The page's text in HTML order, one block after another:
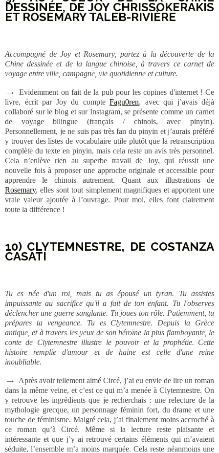
DESSINÉE, DE JOY CHRISSOKERAKIS
ET ROSEMARY TALEB-RIVIÈRE
Accompagné de Joy et Rosemary, partez à la découverte de la
Chine dessinée et de la langue chinoise, à travers ce carnet de
voyage entre ville, campagne, vie quotidienne et culture.
→Evidemment on fait de la pub pour les copines d'internet ! Ce
livre, écrit par Joy du compte Fagu0ren, avec qui j’avais déjà
collaboré sur le blog et sur Instagram, se présente comme un carnet
de voyage bilingue (français / chinois, avec pinyin).
Personnellement, je ne suis pas très fan du pinyin et j’aurais préféré
y trouver des listes de vocabulaire utile plutôt que la retranscription
complète du texte en pinyin, mais cela reste un avis très personnel.
Cela n’enlève rien au superbe travail de Joy, qui réussit une
nouvelle fois à proposer une approche originale et accessible pour
apprendre le chinois autrement. Quant aux illustrations de
Rosemary, elles sont tout simplement magnifiques et apportent une
vraie valeur ajoutée à l’ouvrage. Pour moi, elles font clairement
toute la différence !
10) CLYTEMNESTRE, DE COSTANZA
CASATI
Tu es née d'un roi, mais tu as épousé un tyran. Tu assistes
impuissante au sacrifice qu'il a fait de ton enfant. Tu l'observes
déclencher une guerre sanglante. Tu joues ton rôle. Patiemment, tu
prépares ta vengeance. Tu es Clytemnestre. Depuis la Grèce
antique, et à travers les yeux de son héroïne la plus flamboyante, le
conte de Clytemnestre illustre le pouvoir et la prophétie. Cette
histoire remplie d'amour et de haine est celle d'une reine
inoubliable.
→Après avoir tellement aimé Circé, j’ai eu envie de lire un roman
dans la même veine, et c’est ce qui m’a menée à Clytemnestre. On
y retrouve les ingrédients que je recherchais : une relecture de la
mythologie grecque, un personnage féminin fort, du drame et une
touche de féminisme. Malgré cela, j’ai finalement moins accroché à
ce roman qu’à Circé. Même si la lecture reste plaisante et
intéressante et que j’y ai retrouvé certains éléments qui m’avaient
séduite, l’ensemble m’a moins marquée. Cela reste néanmoins une